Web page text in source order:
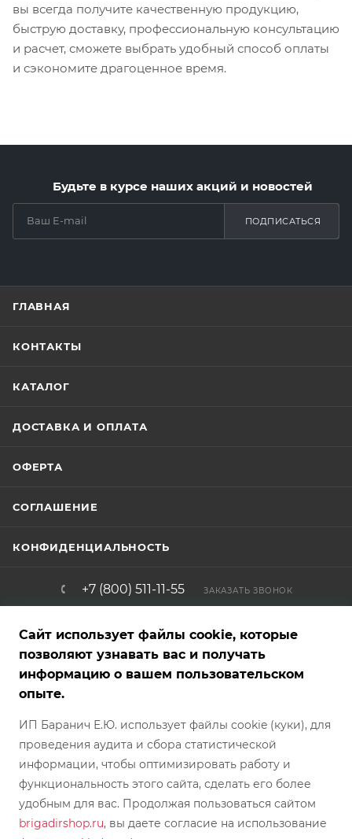
вы всегда получите качественную продукцию,
быструю доставку, профессиональную консультацию
и расчет, сможете выбрать удобный способ оплаты
и сэкономите драгоценное время.
Будьте в курсе наших акций и новостей
ПОДПИСАТЬСЯ
ГЛАВНАЯ
КОНТАКТЫ
КАТАЛОГ
ДОСТАВКА И ОПЛАТА
ОФЕРТА
СОГЛАШЕНИЕ
КОНФИДЕНЦИАЛЬНОСТЬ
+7 (800) 511-11-55 ЗАКАЗАТЬ ЗВОНОК
Представленные на сайте товары — фотообразцы, графические,
товара, характеристики, страна производителя и комплект
изменены производителем без предварительного
предупреждения/отображения в каталоге магазина БРИГАДИР.
Обратите внимание, что цвет, оттенок, текстура и фактура товара
могут отличаться от фотографий, представленных на сайте.
Условия покупки каждого конкретного товара требуют
согласования непосредственно с менеджером интернет-
магазина. Предложение между Покупателем и Продавцом
действует с момента согласования его с менеджером магазина.
Сайт использует файлы cookie, которые
позволяют узнавать вас и получать
информацию о вашем пользовательском
опыте.
ИП Баранич Е.Ю. использует файлы cookie (куки), для
проведения аудита и сбора статистической
информации, чтобы оптимизировать работу и
функциональность этого сайта, сделать его более
удобным для вас. Продолжая пользоваться сайтом
brigadirshop.ru, вы даете согласие на использование